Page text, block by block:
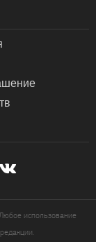
использование